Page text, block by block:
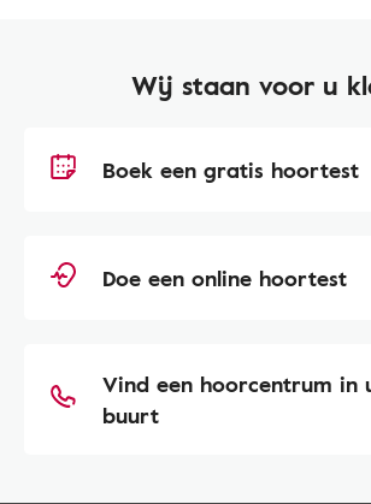
Wij staan voor u
Boek een gratis hoortest
Doe een online hoortest
Vind een hoorcentrum in
buurt